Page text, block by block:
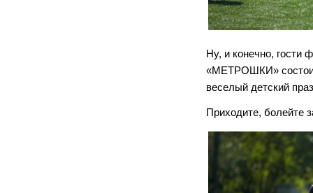
Ну, и конечно, гости
«МЕТРОШКИ»
веселый детский
Приходите, болейте